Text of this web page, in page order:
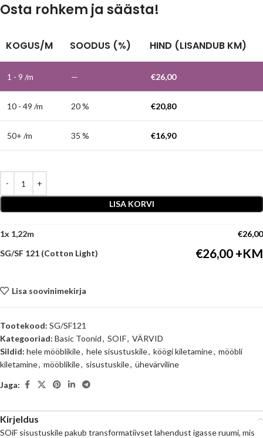
Osta rohkem ja säästa!
KOGUS/M SOODUS (%) HIND (LISANDUB KM)
1 - 9 /m — €26,00
10 - 49 /m 20 % €20,80
50+ /m 35 % €16,90
LISA KORVI
1x €26,00
SG/SF 121 (Cotton Light)
€26,00
Lisa soovinimekirja
Tootekood: SG/SF121
Kategooriad: Basic Toonid, SOIF, VÄRVID
Sildid: hele mööblikile, hele sisustuskile, köögi kiletamine, mööbli
kiletamine, mööblikile, sisustuskile, ühevärviline
Jaga:
Kirjeldus
SOiF sisustuskile pakub transformatiivset lahendust igasse ruumi, mis